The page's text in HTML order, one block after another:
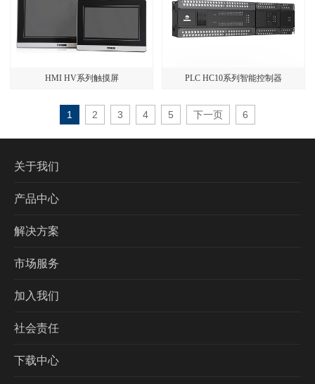
HMI HV系列触摸屏 PLC HC10系列智能控制器
1 2 3 4 5 下一页 6
关于我们
产品中心
解决方案
市场服务
加入我们
社会责任
下载中心